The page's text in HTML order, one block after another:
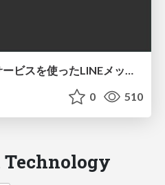
非同期メッセージングサービスを使ったLINEメッセージ配信の改善/improve-oa-messaging-with-asynchronous-architecture
0 510
Technology